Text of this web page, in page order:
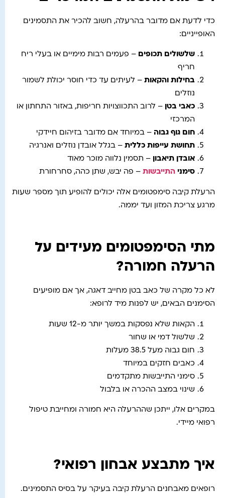
כדי לדעת אם מדובר בהרעלה, חשוב להכיר את התסמינים
האופייניים:
שלשולים תכופים – פעמים רבות מימיים או בעלי ריח
חריף
בחילות והקאות – לעיתים עד כדי חוסר יכולת לשמור
נוזלים
כאבי בטן – לרוב התכווצויות חריפות, באזור התחתון או
המרכזי
חום גוף גבוה – במיוחד אם מדובר בזיהום חיידקי
תחושת עייפות כללית – בגלל אובדן נוזלים ואנרגיה
אובדן תיאבון – תסמין נלווה מוכר מאוד
סימני התייבשות – פה יבש, שתן כהה, סחרחורת
הרעלת קיבה סימפטומים אלה יכולים להופיע תוך מספר שעות
מרגע צריכת המזון ועד יממה.
מתי הסימפטומים מעידים על
הרעלה חמורה?
לא כל מקרה של כאב בטן מחייב דאגה, אך אם מופיעים
הסימנים הבאים, יש לפנות מיד לרופא:
הקאות שלא נפסקות במשך יותר מ-12 שעות
שלשול דמי או שחור
חום גבוה מעל 38.5 מעלות
כאבים חזקים במיוחד
סימני התייבשות מתקדמים
שינוי במצב ההכרה או בלבול
במקרים אלו, ייתכן שההרעלה היא חמורה ומחייבת טיפול
רפואי מיידי.
איך מתבצע אבחון רפואי?
רופאים מאבחנים הרעלת קיבה בעיקר על בסיס התסמינים.